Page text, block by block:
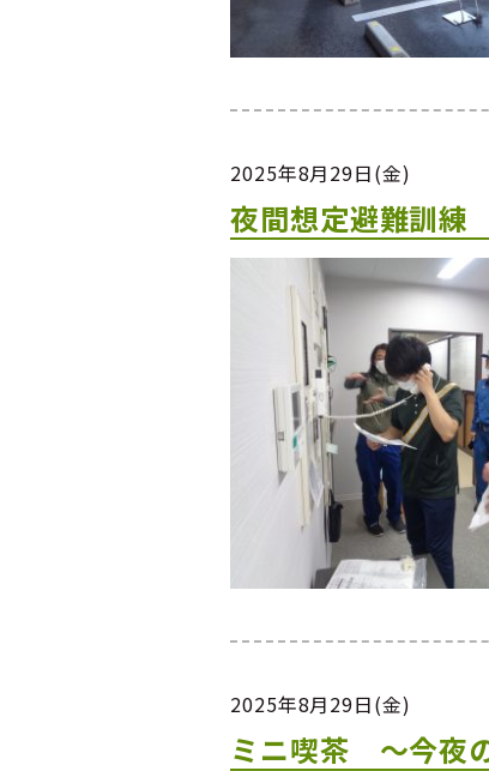
2025年8月29日(金)
夜間想定避難訓
2025年8月29日(金)
ミニ喫茶 ～今夜